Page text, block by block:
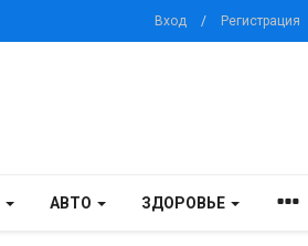
Вход / Регистрация
АВТО ЗДОРОВЬЕ